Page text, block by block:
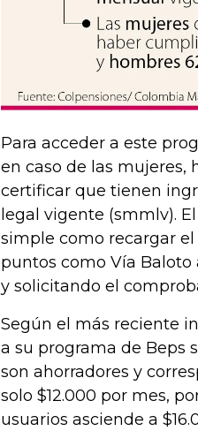
Para acceder a este
en caso de las mujeres,
certificar que tienen
legal vigente (smmlv).
simple como recargar
puntos como Vía
y solicitando el
Según el más reciente
a su programa de Beps
son ahorradores y
solo $12.000 por mes,
usuarios asciende a